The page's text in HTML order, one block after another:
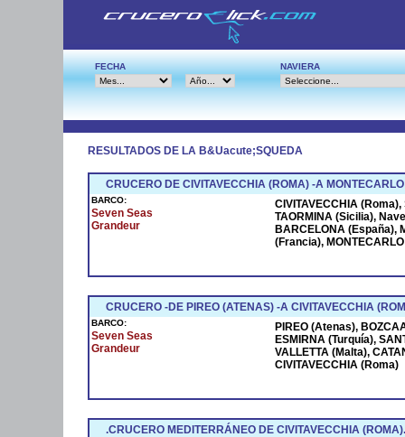
FECHA NAVIERA
RESULTADOS DE LA B&Uacute;SQUEDA
CRUCERO DE CIVITAVECCHIA (ROMA) -A
BARCO:
Seven Seas
Grandeur
CIVITAVECCHIA
TAORMINA (Sicilia),
BARCELONA (España),
(Francia),
CRUCERO -DE PIREO (ATENAS) -A CIVITAVECCHIA
BARCO:
Seven Seas
Grandeur
PIREO (Atenas),
ESMIRNA (Turquía),
VALLETTA (Malta),
CIVITAVECCHIA (Roma)
.CRUCERO MEDITERRÁNEO DE CIVITAVECCHIA (ROMA).